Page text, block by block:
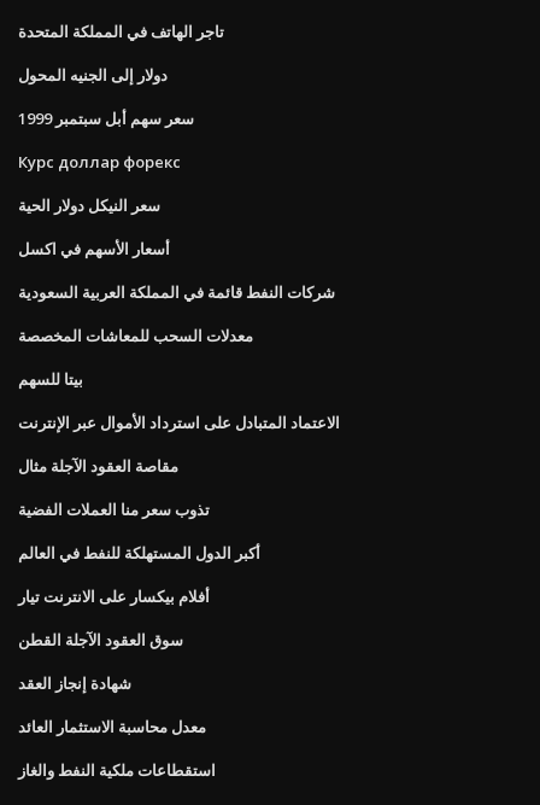
تاجر الهاتف في المملكة المتحدة
دولار إلى الجنيه المحول
سعر سهم أبل سبتمبر 1999
Курс доллар форекс
سعر النيكل دولار الحية
أسعار الأسهم في اكسل
شركات النفط قائمة في المملكة العربية السعودية
معدلات السحب للمعاشات المخصصة
بيتا للسهم
الاعتماد المتبادل على استرداد الأموال عبر الإنترنت
مقاصة العقود الآجلة مثال
تذوب سعر منا العملات الفضية
أكبر الدول المستهلكة للنفط في العالم
أفلام بيكسار على الانترنت تيار
سوق العقود الآجلة القطن
شهادة إنجاز العقد
معدل محاسبة الاستثمار العائد
استقطاعات ملكية النفط والغاز